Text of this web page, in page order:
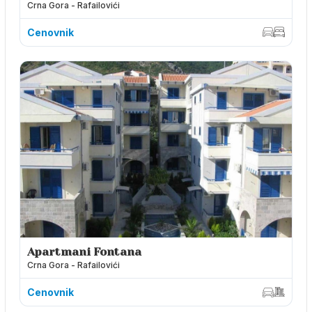
Crna Gora - Rafailovići
Cenovnik
Apartmani Fontana
Crna Gora - Rafailovići
Cenovnik